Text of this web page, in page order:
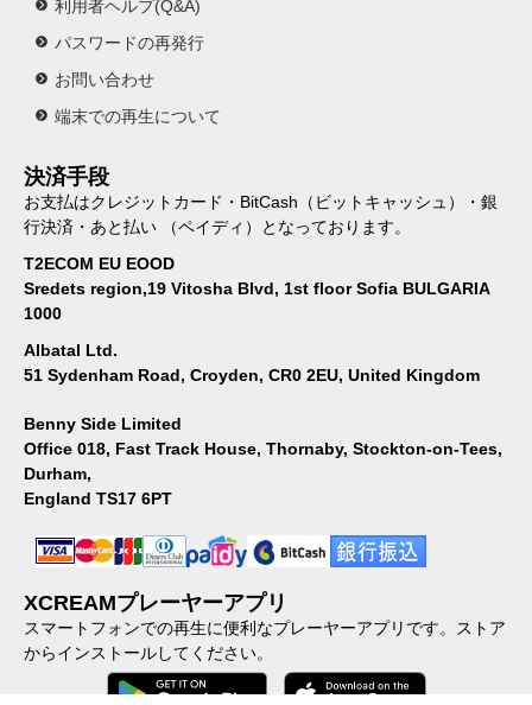
利用者ヘルプ(Q&A)
パスワードの再発行
お問い合わせ
端末での再生について
決済手段
お支払はクレジットカード・BitCash（ビットキャッシュ）・銀
行決済・あと払い （ペイディ）となっております。
T2ECOM EU EOOD
Sredets region,19 Vitosha Blvd, 1st floor Sofia BULGARIA
1000
Albatal Ltd.
51 Sydenham Road, Croyden, CR0 2EU, United Kingdom
Benny Side Limited
Office 018, Fast Track House, Thornaby, Stockton-on-Tees,
Durham,
England TS17 6PT
XCREAMプレーヤーアプリ
スマートフォンでの再生に便利なプレーヤーアプリです。ストア
からインストールしてください。